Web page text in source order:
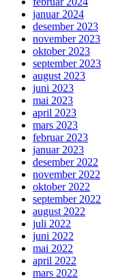
januar 2024
desember 2023
november 2023
oktober 2023
september 2023
august 2023
juni 2023
mai 2023
april 2023
mars 2023
februar 2023
januar 2023
desember 2022
november 2022
oktober 2022
september 2022
august 2022
juli 2022
juni 2022
mai 2022
april 2022
mars 2022